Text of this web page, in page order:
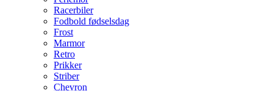
Racerbiler
Fodbold fødselsdag
Frost
Marmor
Retro
Prikker
Striber
Chevron